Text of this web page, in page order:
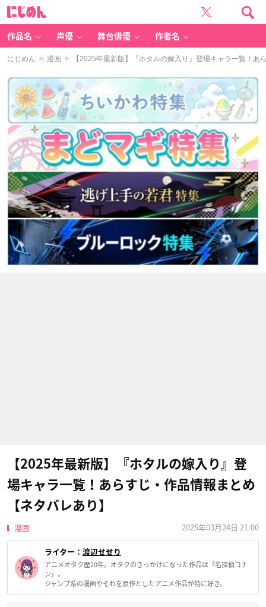
作品名 声優 舞台俳優 作者名
にじめん > 漫画 > 【2025年最新版】『ホタルの嫁入り』登場キャラ一覧！あ
【2025年最新版】『ホタルの嫁入り』登
場キャラ一覧！あらすじ・作品情報まとめ
【ネタバレあり】
漫画 2025年03月24日 21:00
ライター： 渡辺せせり
アニメオタク歴20年。オタクのきっかけになった作品は『名探偵コナ
ン』。
ジャンプ系の漫画やそれを原作としたアニメ作品が特に好き。